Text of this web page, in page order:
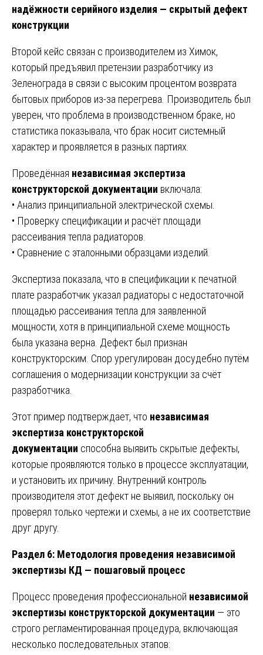
надёжности серийного изделия — скрытый дефект
конструкции
Второй кейс связан с производителем из Химок,
который предъявил претензии разработчику из
Зеленограда в связи с высоким процентом возврата
бытовых приборов из-за перегрева. Производитель был
уверен, что проблема в производственном браке, но
статистика показывала, что брак носит системный
характер и проявляется в разных партиях.
Проведённая независимая экспертиза
конструкторской документации включала:
• Анализ принципиальной электрической схемы.
• Проверку спецификации и расчёт площади
рассеивания тепла радиаторов.
• Сравнение с эталонными образцами изделий.
Экспертиза показала, что в спецификации к печатной
плате разработчик указал радиаторы с недостаточной
площадью рассеивания тепла для заявленной
мощности, хотя в принципиальной схеме мощность
была указана верна. Дефект был признан
конструкторским. Спор урегулирован досудебно путём
соглашения о модернизации конструкции за счёт
разработчика.
Этот пример подтверждает, что независимая
экспертиза конструкторской
документации способна выявить скрытые дефекты,
которые проявляются только в процессе эксплуатации,
и установить их причину. Внутренний контроль
производителя этот дефект не выявил, поскольку он
проверял только чертежи и схемы, а не их соответствие
друг другу.
Раздел 6: Методология проведения независимой
экспертизы КД — пошаговый процесс
Процесс проведения профессиональной независимой
экспертизы конструкторской документации — это
строго регламентированная процедура, включающая
несколько последовательных этапов: